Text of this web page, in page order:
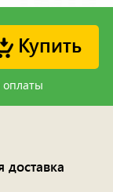
Купить
оплаты
доставка